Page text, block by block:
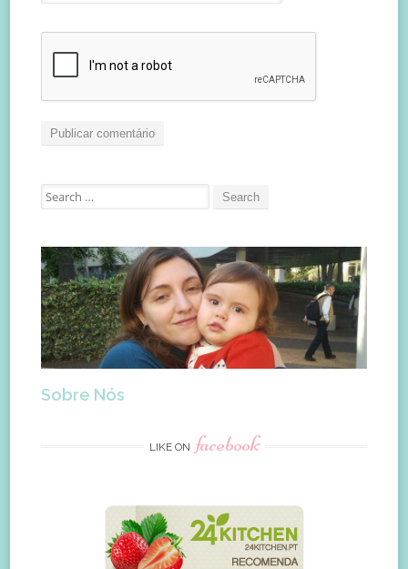
Search
for:
Sobre Nós
LIKE ON facebook